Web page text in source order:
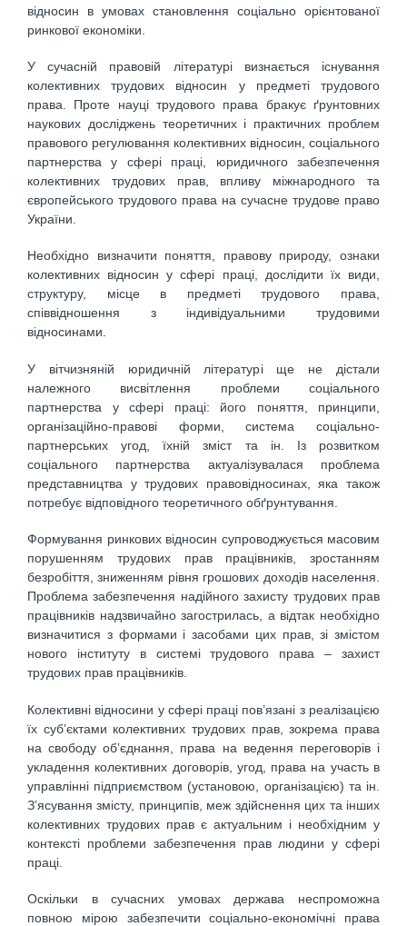
відносин в умовах становлення соціально орієнтованої
ринкової економіки.
У сучасній правовій літературі визнається існування
колективних трудових відносин у предметі трудового
права. Проте науці трудового права бракує ґрунтовних
наукових досліджень теоретичних і практичних проблем
правового регулювання колективних відносин, соціального
партнерства у сфері праці, юридичного забезпечення
колективних трудових прав, впливу міжнародного та
європейського трудового права на сучасне трудове право
України.
Необхідно визначити поняття, правову природу, ознаки
колективних відносин у сфері праці, дослідити їх види,
структуру, місце в предметі трудового права,
співвідношення з індивідуальними трудовими
відносинами.
У вітчизняній юридичній літературі ще не дістали
належного висвітлення проблеми соціального
партнерства у сфері праці: його поняття, принципи,
організаційно-правові форми, система соціально-
партнерських угод, їхній зміст та ін. Із розвитком
соціального партнерства актуалізувалася проблема
представництва у трудових правовідносинах, яка також
потребує відповідного теоретичного обґрунтування.
Формування ринкових відносин супроводжується масовим
порушенням трудових прав працівників, зростанням
безробіття, зниженням рівня грошових доходів населення.
Проблема забезпечення надійного захисту трудових прав
працівників надзвичайно загострилась, а відтак необхідно
визначитися з формами і засобами цих прав, зі змістом
нового інституту в системі трудового права – захист
трудових прав працівників.
Колективні відносини у сфері праці пов’язані з реалізацією
їх суб’єктами колективних трудових прав, зокрема права
на свободу об’єднання, права на ведення переговорів і
укладення колективних договорів, угод, права на участь в
управлінні підприємством (установою, організацією) та ін.
З’ясування змісту, принципів, меж здійснення цих та інших
колективних трудових прав є актуальним і необхідним у
контексті проблеми забезпечення прав людини у сфері
праці.
Оскільки в сучасних умовах держава неспроможна
повною мірою забезпечити соціально-економічні права